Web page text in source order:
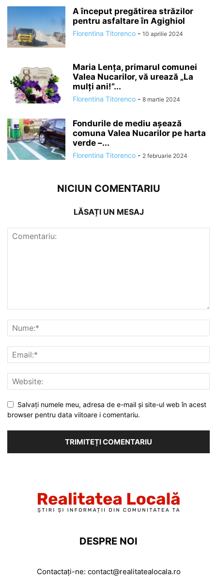
A început pregătirea străzilor
pentru asfaltare în Agighiol
Florentina Titorenco - 10 aprilie 2024
Maria Lența, primarul comunei
Valea Nucarilor, vă urează „La
mulți ani!”...
Florentina Titorenco - 8 martie 2024
Fondurile de mediu așează
comuna Valea Nucarilor pe harta
verde –...
Florentina Titorenco - 2 februarie 2024
NICIUN COMENTARIU
LĂSAȚI UN MESAJ
Salvați numele meu, adresa de e-mail și site-ul web în acest
browser pentru data viitoare i comentariu.
DESPRE NOI
Contactați-ne: contact@realitatealocala.ro